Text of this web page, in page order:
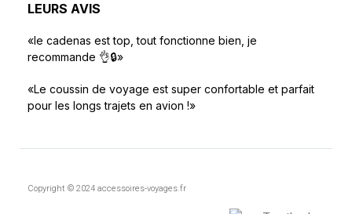
LEURS AVIS
«le cadenas est top, tout fonctionne bien, je
recommande 👌🔒»
«Le coussin de voyage est super confortable et parfait
pour les longs trajets en avion !»
Copyright © 2024 accessoires-voyages.fr